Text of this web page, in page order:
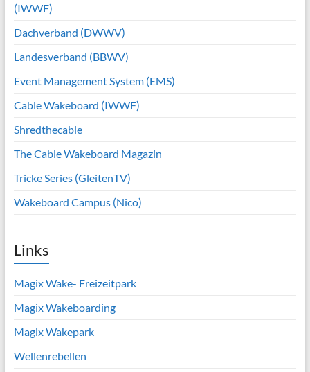
(IWWF)
Dachverband (DWWV)
Landesverband (BBWV)
Event Management System (EMS)
Cable Wakeboard (IWWF)
Shredthecable
The Cable Wakeboard Magazin
Tricke Series (GleitenTV)
Wakeboard Campus (Nico)
Links
Magix Wake- Freizeitpark
Magix Wakeboarding
Magix Wakepark
Wellenrebellen